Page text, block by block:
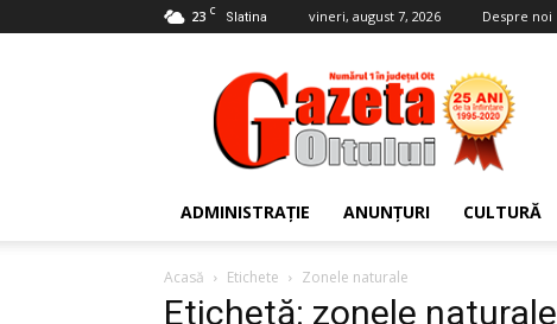
23 C Slatina vineri, august 7, 2026 Despre noi
Gazeta
Oltului
ADMINISTRAȚIE ANUNȚURI CULTURĂ
Acasă Etichete Zonele naturale
Etichetă: zonele naturale